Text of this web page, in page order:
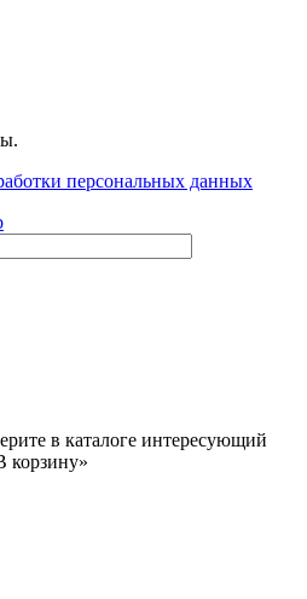
персональных данных
в каталоге интересующий
корзину»